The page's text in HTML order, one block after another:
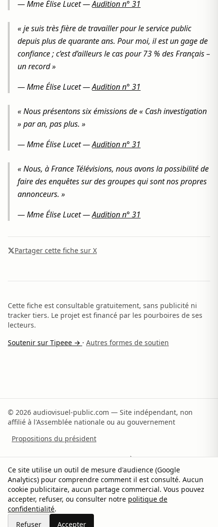
—Mme Élise Lucet—Audition n° 31
« je suis très fière de travailler pour le service public
depuis plus de quarante ans. Pour moi, il est un gage de
confiance ; c’est d’ailleurs le cas pour 73 % des Français –
un record »
—Mme Élise Lucet—Audition n° 31
« Nous présentons six émissions de « Cash investigation
» par an, pas plus. »
—Mme Élise Lucet—Audition n° 31
« Nous, à France Télévisions, nous avons la possibilité de
faire des enquêtes sur des groupes qui sont nos propres
annonceurs. »
—Mme Élise Lucet—Audition n° 31
Partager cette fiche sur X
Cette fiche est consultable gratuitement, sans publicité ni
tracker tiers. Le projet est financé par les pourboires de ses
lecteurs.
Soutenir sur Tipeee → · Autres formes de soutien
© 2026 audiovisuel-public.com — Site indépendant, non
affilié à l'Assemblée nationale ou au gouvernement
Propositions du président
Recommandations du rapporteur À propos
Méthodologie Sources Contact Soutenir
Confidentialité Gérer les cookies
Partager sur X
Ce site utilise un outil de mesure d'audience (Google
Analytics) pour comprendre comment il est consulté. Aucun
cookie publicitaire, aucun partage commercial. Vous pouvez
accepter, refuser, ou consulter notre politique de
confidentialité.
Refuser
Accepter